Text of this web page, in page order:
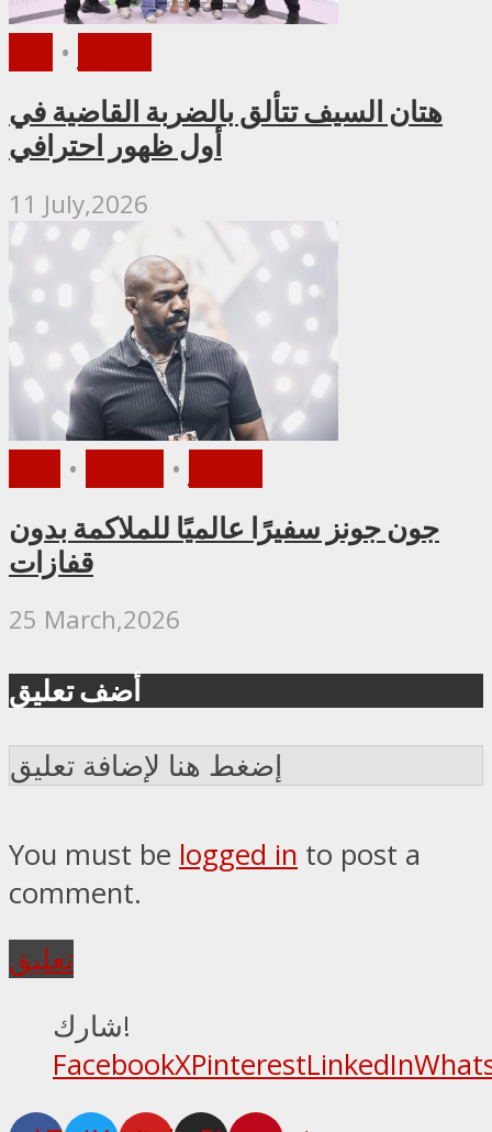
•
هتان السيف تتألق بالضربة القاضية في
أول ظهور احترافي
11 July,2026
• •
جون جونز سفيرًا عالميًا للملاكمة بدون
قفازات
25 March,2026
أضف تعليق
إضغط هنا لإضافة تعليق
You must be logged in to post a
comment.
تعليق
شارك!
FacebookXPinterestLinkedIn